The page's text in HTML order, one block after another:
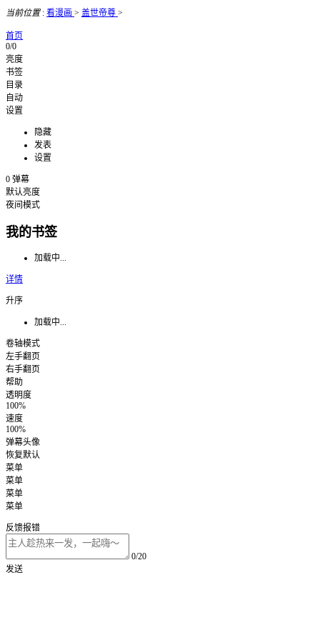
当前位置: 看漫画 > 盖世帝尊 >
首页
0/0
亮度
书签
目录
自动
设置
隐藏
发表
设置
0 弹幕
默认亮度
夜间模式
我的书签
加载中...
详情
升序
加载中...
卷轴模式
左手翻页
右手翻页
帮助
透明度
100%
速度
100%
弹幕头像
恢复默认
菜单
菜单
菜单
菜单
反馈报错
0/20
发送